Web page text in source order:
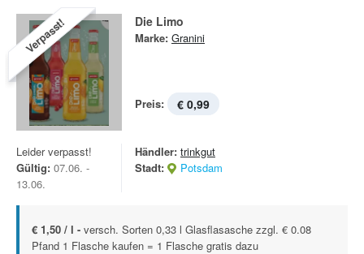
Verpasst! Die Limo
Marke: Granini
Preis: € 0,99
Leider verpasst!
Gültig: 07.06. -
13.06.
Händler: trinkgut
Stadt:
Potsdam
€ 1,50 / l - versch. Sorten 0,33 l Glasflasasche zzgl. € 0.08
Pfand 1 Flasche kaufen = 1 Flasche gratis dazu